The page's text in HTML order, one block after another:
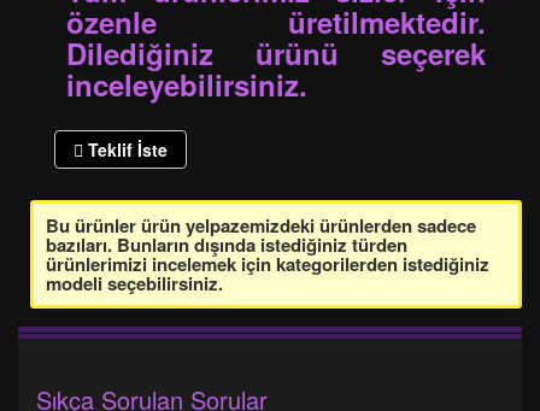
özenle üretilmektedir.
Dilediğiniz ürünü seçerek
inceleyebilirsiniz.
Teklif İste
Bu ürünler ürün yelpazemizdeki ürünlerden sadece
bazıları. Bunların dışında istediğiniz türden
ürünlerimizi incelemek için kategorilerden istediğiniz
modeli seçebilirsiniz.
Sıkça Sorulan Sorular